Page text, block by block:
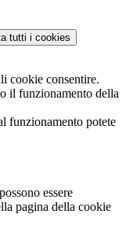
tutti i cookies
cookie consentire.
il funzionamento della
funzionamento potete
essere
pagina della cookie